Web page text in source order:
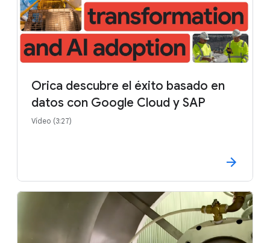
Orica descubre el éxito basado en
datos con Google Cloud y SAP
Vídeo (3:27)